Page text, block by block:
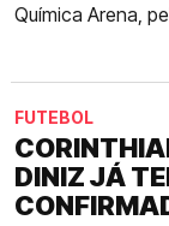
Química Arena,
FUTEBOL
DINIZ JÁ